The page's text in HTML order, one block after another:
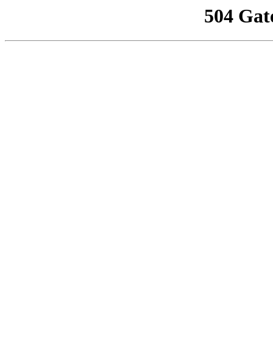
504